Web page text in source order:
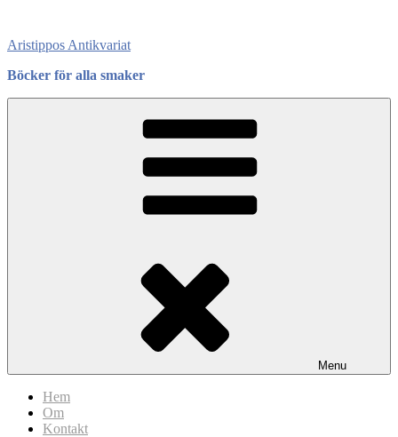
content
Aristippos Antikvariat
Böcker för alla smaker
Menu
Hem
Om
Kontakt